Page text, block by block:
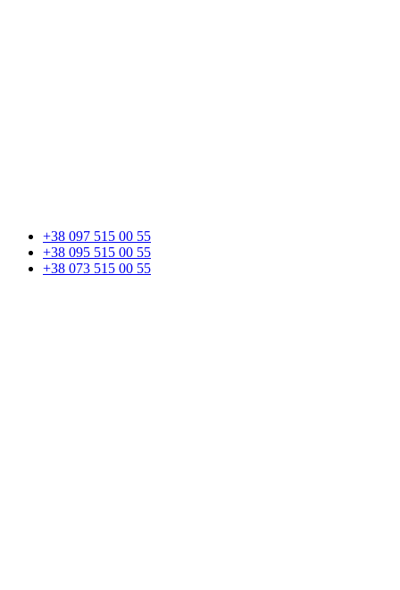
+38 097 515 00 55
+38 095 515 00 55
+38 073 515 00 55